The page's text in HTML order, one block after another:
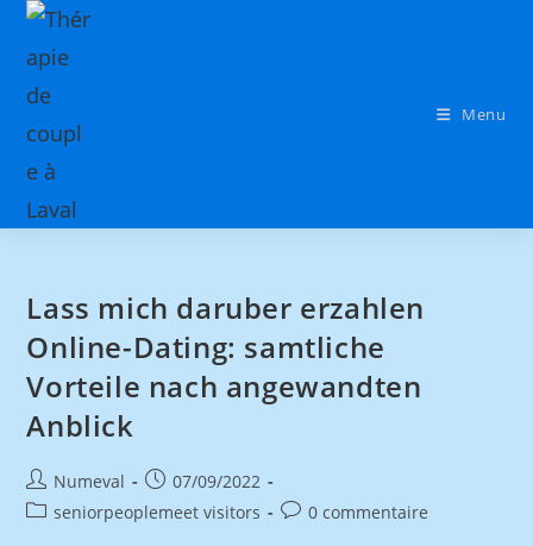
Menu
Lass mich daruber erzahlen
Online-Dating: samtliche
Vorteile nach angewandten
Anblick
Numeval
07/09/2022
seniorpeoplemeet visitors
0 commentaire